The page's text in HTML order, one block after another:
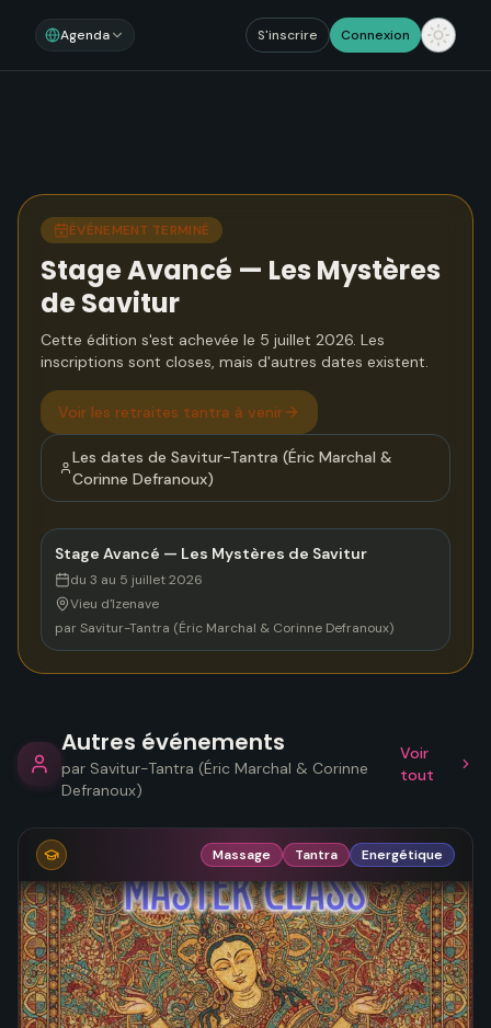
Agenda S'inscrire Connexion
ÉVÉNEMENT TERMINÉ
Stage Avancé — Les Mystères
de Savitur
Cette édition s'est achevée le 5 juillet 2026. Les
inscriptions sont closes, mais d'autres dates existent.
Voir les retraites tantra à venir
Les dates deSavitur-Tantra (Éric Marchal &
Corinne Defranoux)
Stage Avancé — Les Mystères de Savitur
du 3 au 5 juillet 2026
Vieu d'Izenave
par Savitur-Tantra (Éric Marchal & Corinne Defranoux)
Autres événements
par Savitur-Tantra (Éric Marchal & Corinne
Defranoux)
Voir
tout
Massage Tantra Energétique